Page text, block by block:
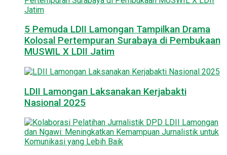
5 Pemuda LDII Lamongan Tampilkan Drama
Kolosal Pertempuran Surabaya di Pembukaan
MUSWIL X LDII Jatim
LDII Lamongan Laksanakan Kerjabakti
Nasional 2025